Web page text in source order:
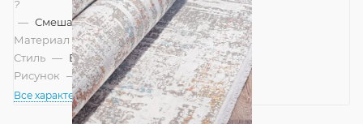
?
— Смешанный
Материал — Вискоза
Стиль — Винтажный, Современный
Рисунок — Абстракция
Все характеристики